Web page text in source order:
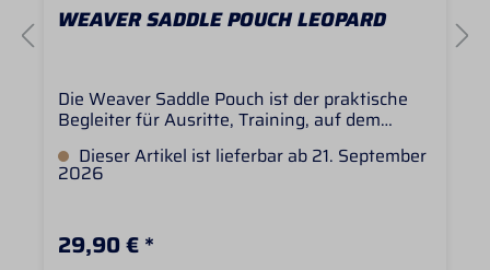
WEAVER SADDLE POUCH LEOPARD
Die Weaver Saddle Pouch ist der praktische
Begleiter für Ausritte, Training, auf dem
Tasche lässt sich einfach am Sattelhorn
befestigen und bietet ausreichend Platz für
schnell griffbereit sein sollen. Gefertigt aus
Dieser Artikel ist lieferbar ab 21. September
2026
29,90 € *